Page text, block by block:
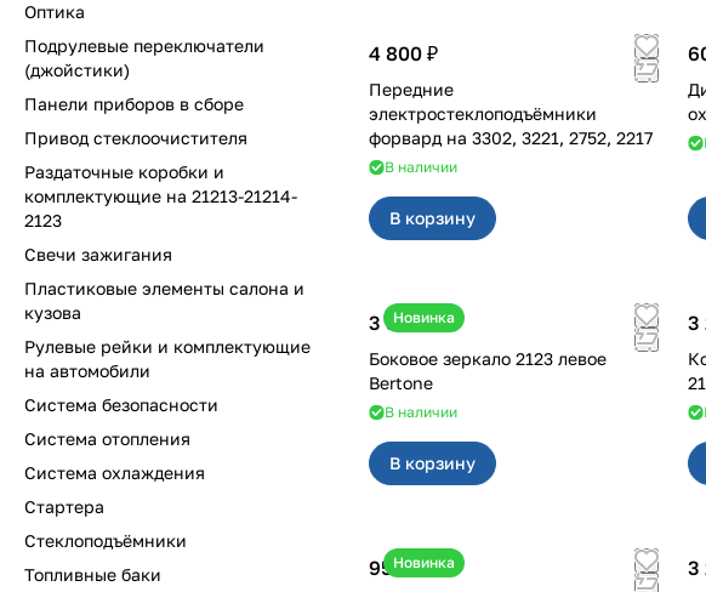
4 800 ₽
Передние
электростеклоподъёмники
форвард на 3302, 3221, 2752, 2217
В наличии
В корзину
Новинка
3 500 ₽
Боковое зеркало 2123 левое
Bertone
В наличии
В корзину
3
Новинка
950 ₽ 3
Оптика
Подрулевые переключатели
(джойстики)
Панели приборов в сборе
Привод стеклоочистителя
Раздаточные коробки и
комплектующие на 21213-21214-
2123
Свечи зажигания
Пластиковые элементы салона и
кузова
Рулевые рейки и комплектующие
на автомобили
Система безопасности
Система отопления
Система охлаждения
Стартера
Стеклоподъёмники
Топливные баки